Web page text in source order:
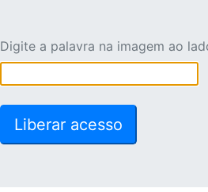
Digite a palavra na imagem ao